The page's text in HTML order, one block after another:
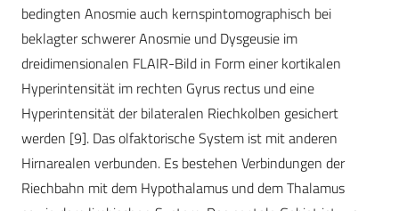
bedingten Anosmie auch kernspintomographisch bei
beklagter schwerer Anosmie und Dysgeusie im
dreidimensionalen FLAIR-Bild in Form einer kortikalen
Hyperintensität im rechten Gyrus rectus und eine
Hyperintensität der bilateralen Riechkolben gesichert
werden [9]. Das olfaktorische System ist mit anderen
Hirnarealen verbunden. Es bestehen Verbindungen der
Riechbahn mit dem Hypothalamus und dem Thalamus